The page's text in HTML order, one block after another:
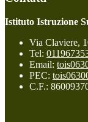
Istituto Istruzione
Via Claviere,
Tel:
Email:
PEC:
C.F.: